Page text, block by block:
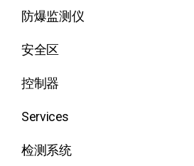
防爆监测仪
安全区
控制器
Services
检测系统